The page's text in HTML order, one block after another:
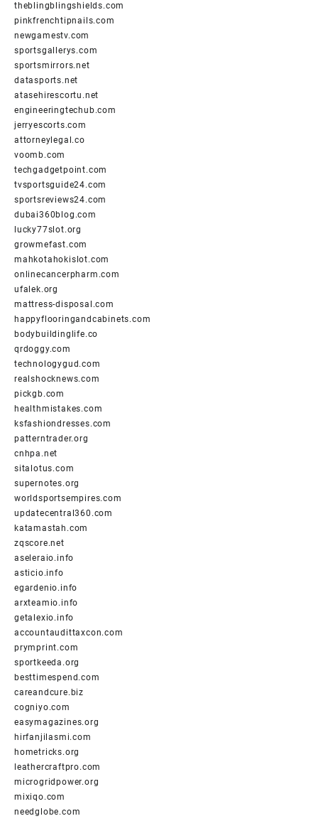
theblingblingshields.com
pinkfrenchtipnails.com
newgamestv.com
sportsgallerys.com
sportsmirrors.net
datasports.net
atasehirescortu.net
engineeringtechub.com
jerryescorts.com
attorneylegal.co
voomb.com
techgadgetpoint.com
tvsportsguide24.com
sportsreviews24.com
dubai360blog.com
lucky77slot.org
growmefast.com
mahkotahokislot.com
onlinecancerpharm.com
ufalek.org
mattress-disposal.com
happyflooringandcabinets.com
bodybuildinglife.co
qrdoggy.com
technologygud.com
realshocknews.com
pickgb.com
healthmistakes.com
ksfashiondresses.com
patterntrader.org
cnhpa.net
sitalotus.com
supernotes.org
worldsportsempires.com
updatecentral360.com
katamastah.com
zqscore.net
aseleraio.info
asticio.info
egardenio.info
arxteamio.info
getalexio.info
accountaudittaxcon.com
prymprint.com
sportkeeda.org
besttimespend.com
careandcure.biz
cogniyo.com
easymagazines.org
hirfanjilasmi.com
hometricks.org
leathercraftpro.com
microgridpower.org
mixiqo.com
needglobe.com